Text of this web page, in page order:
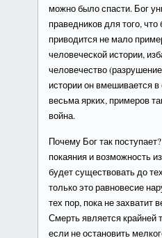
можно было спасти. Бог
праведников для того,
приводится не мало
человеческой истории,
человечество
истории он вмешивается
весьма ярких, примеров
война.
Почему Бог так
покаяния и возможность
будет существовать до
только это равновесие
тех пор, пока не захватит
Смерть является крайней
если не остановить